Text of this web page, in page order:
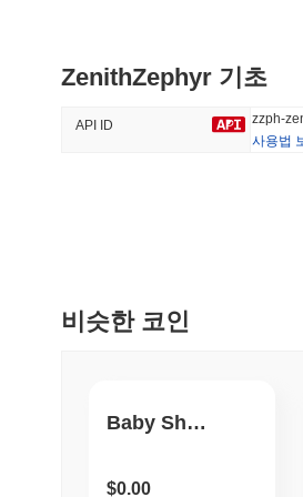
#953
3.94%
ZenithZephyr 기초
API ID zzph-
사용법
비슷한 코인
Baby Shiba Floki
$0.00